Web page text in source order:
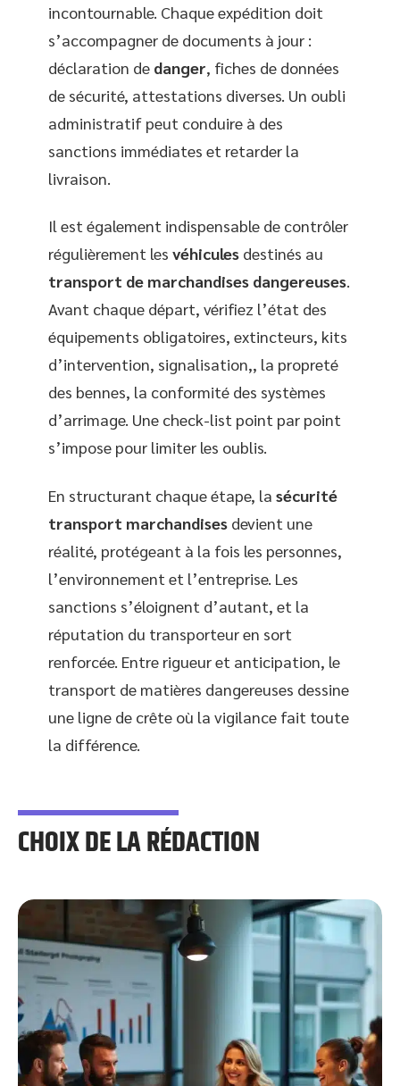
incontournable. Chaque expédition doit
s’accompagner de documents à jour :
déclaration de danger, fiches de données
de sécurité, attestations diverses. Un oubli
administratif peut conduire à des
sanctions immédiates et retarder la
livraison.
Il est également indispensable de contrôler
régulièrement les véhicules destinés au
transport de marchandises dangereuses.
Avant chaque départ, vérifiez l’état des
équipements obligatoires, extincteurs, kits
d’intervention, signalisation,, la propreté
des bennes, la conformité des systèmes
d’arrimage. Une check-list point par point
s’impose pour limiter les oublis.
En structurant chaque étape, la sécurité
transport marchandises devient une
réalité, protégeant à la fois les personnes,
l’environnement et l’entreprise. Les
sanctions s’éloignent d’autant, et la
réputation du transporteur en sort
renforcée. Entre rigueur et anticipation, le
transport de matières dangereuses dessine
une ligne de crête où la vigilance fait toute
la différence.
CHOIX DE LA RÉDACTION